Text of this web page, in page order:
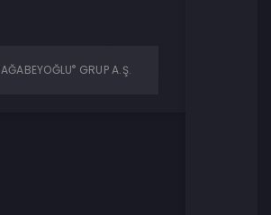
AĞABEYOĞLU® GRUP A.Ş.